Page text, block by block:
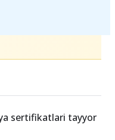
sertifikatlari tayyor